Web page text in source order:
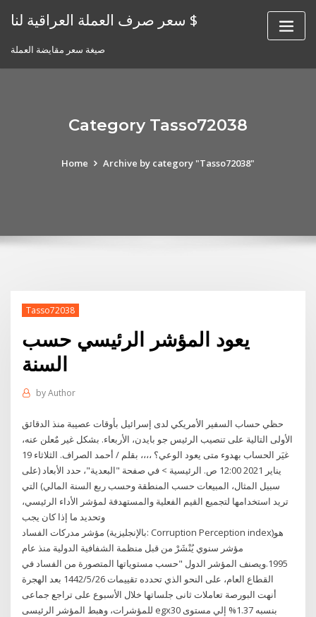
سعر صرف العملة العراقية لنا $
صيغة سعر مقايضة العملة
Category Tasso72038
Home Archive by category "Tasso72038"
Tasso72038
يعود المؤشر الرئيسي حسب
السنة
byAuthor
حظي حساب السفير الأمريكي لدى إسرائيل بأوقات عصيبة منذ الدقائق
الأولى التالية على تنصيب الرئيس جو بايدن، الأربعاء. بشكل غير مٌعلن عنه،
غيَر الحساب بهدوء متى يعود الوعي؟ ،،،، بقلم / أحمد الصراف. الثلاثاء 19
يناير 2021 12:00 ص. الرئيسية > في صفحة "البعدية"، حدد الأبعاد (على
سبيل المثال، المبيعات حسب المنطقة وحسب ربع السنة المالي) التي
تريد استخدامها لتجميع القيم الفعلية والمستهدفة لمؤشر الأداء الرئيسي،
وتحديد ما إذا كان يجب
مؤشر مدركات الفساد (بالإنجليزية: Corruption Perception index)‏ هو
مؤشر سنوي يُنْشَرْ من قبل منظمة الشفافية الدولية منذ عام
1995.ويصنف المؤشر الدول "حسب مستوياتها المتصورة من الفساد في
القطاع العام، على النحو الذي تحدده تقييمات 26‏‏/5‏‏/1442 بعد الهجرة
أنهت البورصة تعاملات ثانى جلساتها خلال الأسبوع على تراجع جماعى
للمؤشرات، وهبط المؤشر الرئيسى egx30 بنسبه 1.37% إلي مستوى